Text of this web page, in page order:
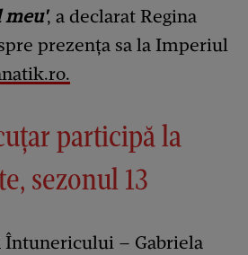
, a declarat Regina
prezența sa la Imperiul
participă la
sezonul 13
Întunericului – Gabriela